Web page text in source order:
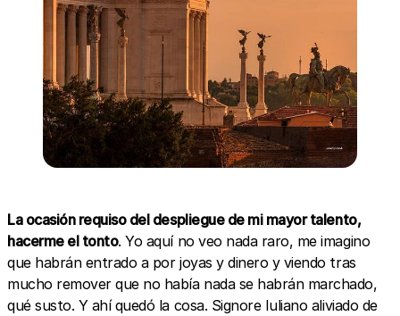
La ocasión requiso del despliegue de mi mayor talento,
hacerme el tonto. Yo aquí no veo nada raro, me imagino
que habrán entrado a por joyas y dinero y viendo tras
mucho remover que no había nada se habrán marchado,
qué susto. Y ahí quedó la cosa. Signore Iuliano aliviado de